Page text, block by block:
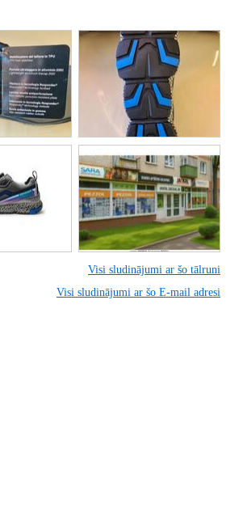
Visi sludinājumi ar šo tālruni
Visi sludinājumi ar šo E-mail adresi